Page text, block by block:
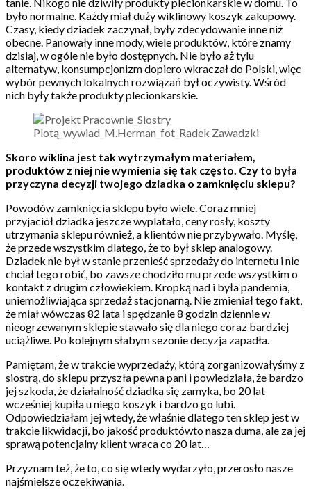
było normalne. Każdy miał duży wiklinowy koszyk zakupowy.
Czasy, kiedy dziadek zaczynał, były zdecydowanie inne niż
obecne. Panowały inne mody, wiele produktów, które znamy
dzisiaj, w ogóle nie było dostępnych. Nie było aż tylu
alternatyw, konsumpcjonizm dopiero wkraczał do Polski, więc
wybór pewnych lokalnych rozwiązań był oczywisty. Wśród
nich były także produkty plecionkarskie.
Skoro wiklina jest tak wytrzymałym materiałem,
produktów z niej nie wymienia się tak często. Czy to była
przyczyna decyzji twojego dziadka o zamknięciu sklepu?
Powodów zamknięcia sklepu było wiele. Coraz mniej
przyjaciół dziadka jeszcze wyplatało, ceny rosły, koszty
utrzymania sklepu również, a klientów nie przybywało. Myślę,
że przede wszystkim dlatego, że to był sklep analogowy.
Dziadek nie był w stanie przenieść sprzedaży do internetu i nie
chciał tego robić, bo zawsze chodziło mu przede wszystkim o
kontakt z drugim człowiekiem. Kropką nad i była pandemia,
uniemożliwiająca sprzedaż stacjonarną. Nie zmieniał tego fakt,
że miał wówczas 82 lata i spędzanie 8 godzin dziennie w
nieogrzewanym sklepie stawało się dla niego coraz bardziej
uciążliwe. Po kolejnym słabym sezonie decyzja zapadła.
Pamiętam, że w trakcie wyprzedaży, którą zorganizowałyśmy z
siostrą, do sklepu przyszła pewna pani i powiedziała, że bardzo
jej szkoda, że działalność dziadka się zamyka, bo 20 lat
wcześniej kupiła u niego koszyk i bardzo go lubi.
Odpowiedziałam jej wtedy, że właśnie dlatego ten sklep jest w
trakcie likwidacji, bo jakość produktówto nasza duma, ale za jej
sprawą potencjalny klient wraca co 20 lat…
Przyznam też, że to, co się wtedy wydarzyło, przerosło nasze
najśmielsze oczekiwania.